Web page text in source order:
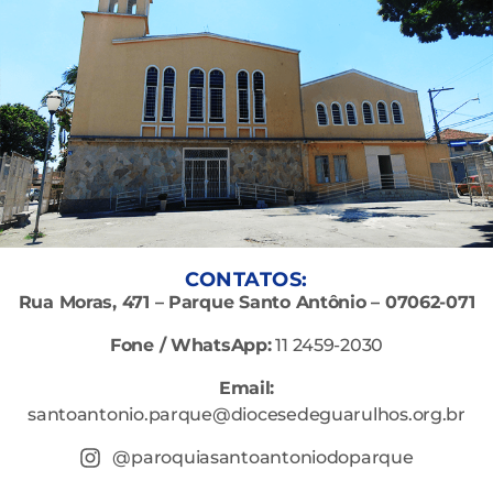
CONTATOS:
Rua Moras, 471 – Parque Santo Antônio – 07062-071
Fone / WhatsApp:11 2459-2030
Email:
santoantonio.parque@diocesedeguarulhos.org.br
@paroquiasantoantoniodoparque